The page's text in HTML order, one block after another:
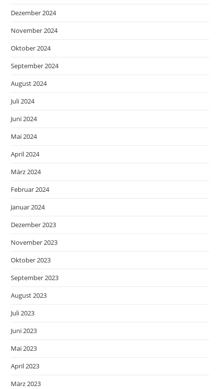
Dezember 2024
November 2024
Oktober 2024
September 2024
August 2024
Juli 2024
Juni 2024
Mai 2024
April 2024
März 2024
Februar 2024
Januar 2024
Dezember 2023
November 2023
Oktober 2023
September 2023
August 2023
Juli 2023
Juni 2023
Mai 2023
April 2023
März 2023